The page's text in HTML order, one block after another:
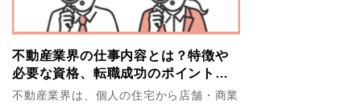
不動産業界の仕事内容とは？特徴や
必要な資格、転職成功のポイントを
解説！
不動産業界は、個人の住宅から店舗・商業